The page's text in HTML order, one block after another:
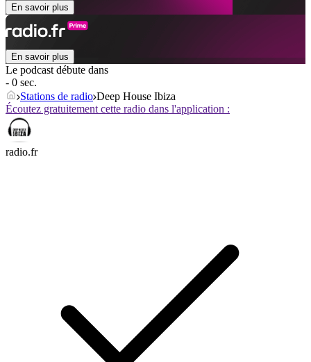
En savoir plus
En savoir plus
Le podcast débute dans
- 0 sec.
Stations de radio Deep House Ibiza
Écoutez gratuitement cette radio dans l'application :
radio.fr